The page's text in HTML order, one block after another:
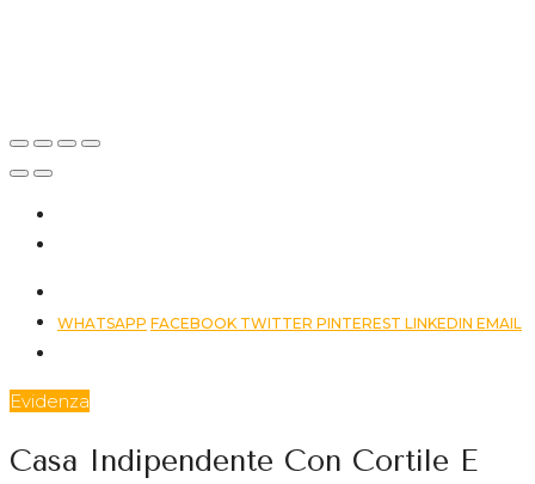
WHATSAPP FACEBOOK TWITTER PINTEREST LINKEDIN EMAIL
Evidenza
Casa Indipendente Con Cortile E